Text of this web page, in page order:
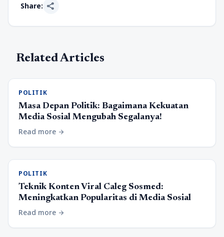
Share: share
Related Articles
POLITIK
Masa Depan Politik: Bagaimana Kekuatan
Media Sosial Mengubah Segalanya!
Read more arrow_forward
POLITIK
Teknik Konten Viral Caleg Sosmed:
Meningkatkan Popularitas di Media Sosial
Read more arrow_forward